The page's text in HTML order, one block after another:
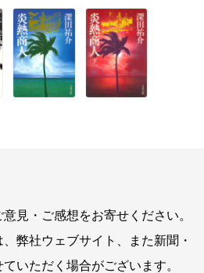
見・ご感想をお寄せください。
弊社ウェブサイト、また新聞・
いただく場合がございます。